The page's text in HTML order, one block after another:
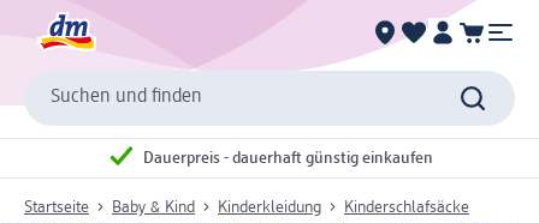
Suchen und finden
Dauerpreis - dauerhaft günstig einkaufen
Startseite Baby & Kind Kinderkleidung Kinderschlafsäcke